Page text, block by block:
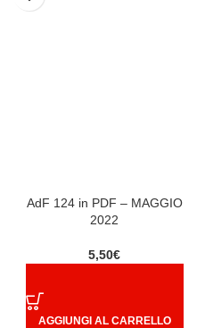
AdF 124 in PDF – MAGGIO
2022
5,50€
AGGIUNGI AL CARRELLO